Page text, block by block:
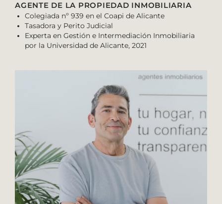
AGENTE DE LA PROPIEDAD INMOBILIARIA
Colegiada nº 939 en el Coapi de Alicante
Tasadora y Perito Judicial
Experta en Gestión e Intermediación Inmobiliaria
por la Universidad de Alicante, 2021